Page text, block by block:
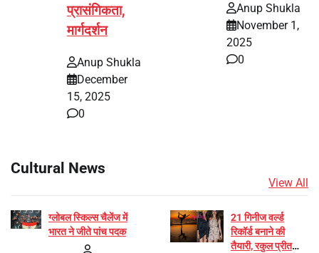
प्रासंगिकता,
मार्गदर्शन
Anup Shukla
December
15, 2025
0
Anup Shukla
November 1,
2025
0
Cultural News
View All
ग्लोबल स्किल्स चैलेंज में
भारत ने जीते पांच पदक
21 गिनीज वर्ल्ड
रिकॉर्ड बनाने की
तैयारी, रकुल प्रीत